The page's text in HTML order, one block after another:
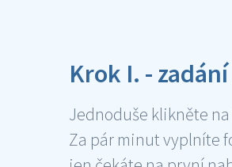
Krok I. -
Jednoduše klikněte
Za pár minut vyplníte